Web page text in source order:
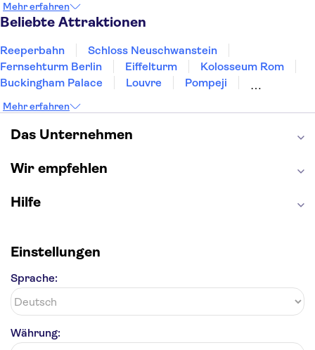
Heidelberg
Bremen
Mehr erfahren
Beliebte Attraktionen
Reeperbahn
Schloss Neuschwanstein
Fernsehturm Berlin
Eiffelturm
Kolosseum Rom
Buckingham Palace
Louvre
Pompeji
Moulin Rouge
Burj Khalifa
Keukenhof
London Eye
Elbphilharmonie
Mehr erfahren
Das Unternehmen
Wir empfehlen
Hilfe
Einstellungen
Sprache:
Währung: